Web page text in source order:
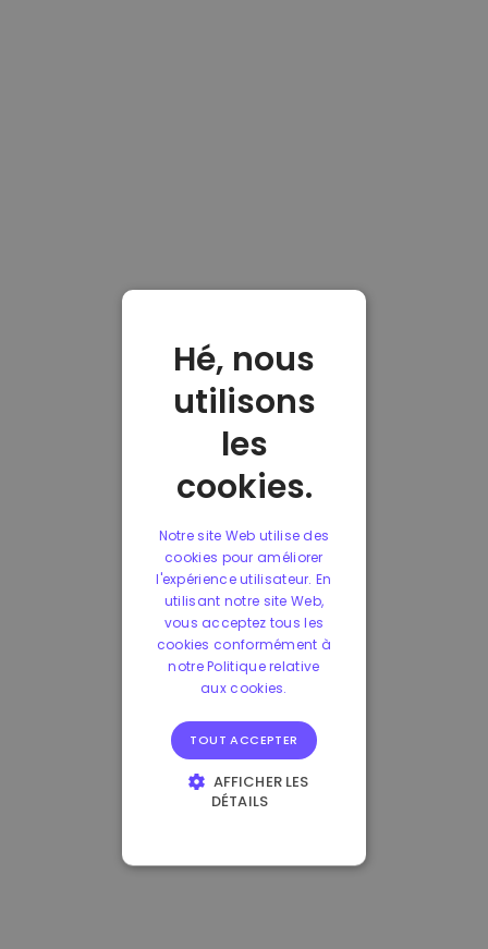
Hé, nous
utilisons
les
cookies.
Notre site Web utilise des
cookies pour améliorer
l'expérience utilisateur. En
utilisant notre site Web,
vous acceptez tous les
cookies conformément à
notre Politique relative
aux cookies.
TOUT ACCEPTER
AFFICHER LES
DÉTAILS